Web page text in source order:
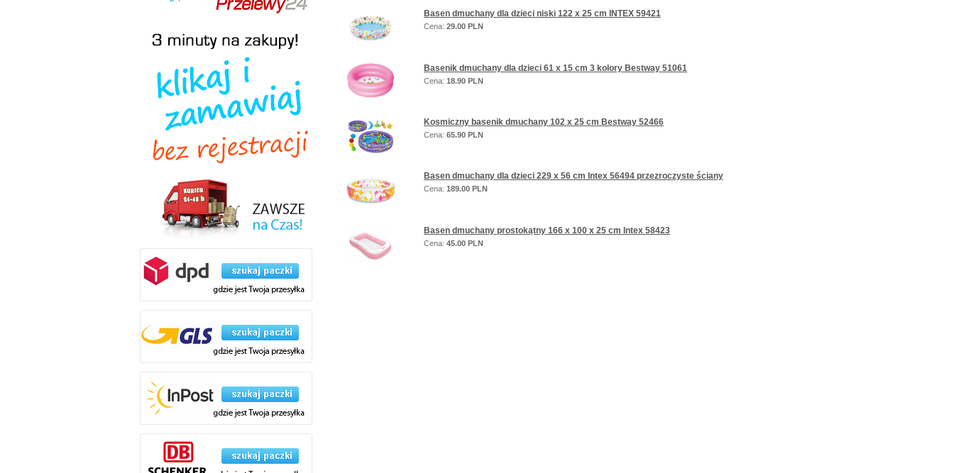
Basen dmuchany dla dzieci niski 122 x 25 cm INTEX 59421
Cena: 29.00 PLN
Basenik dmuchany dla dzieci 61 x 15 cm 3 kolory Bestway 51061
Cena: 18.90 PLN
Kosmiczny basenik dmuchany 102 x 25 cm Bestway 52466
Cena: 65.90 PLN
Basen dmuchany dla dzieci 229 x 56 cm Intex 56494 przezroczyste ściany
Cena: 189.00 PLN
Basen dmuchany prostokątny 166 x 100 x 25 cm Intex 58423
Cena: 45.00 PLN